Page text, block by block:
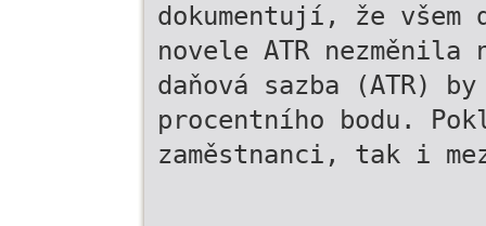
dokumentují, že všem
novele ATR
daňová sazba (ATR)
procentního bodu.
zaměstnanci, tak i